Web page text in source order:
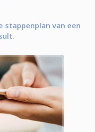
stappenplan van een